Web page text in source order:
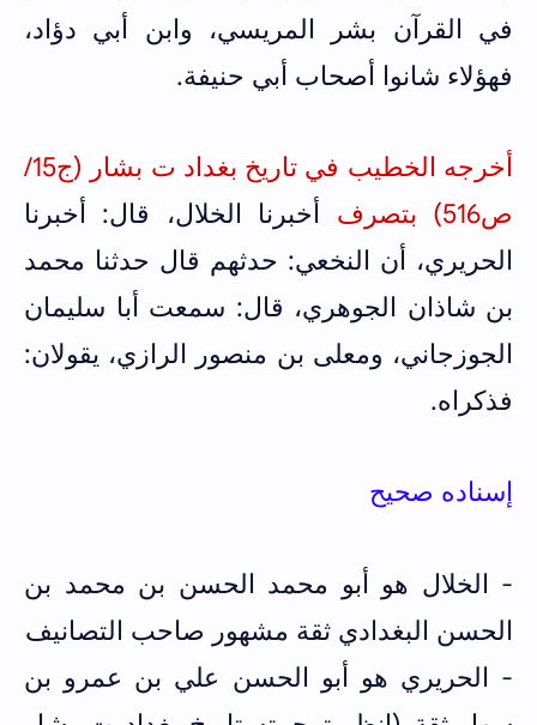
في القرآن بشر المريسي، وابن أبي دؤاد،
فهؤلاء شانوا أصحاب أبي حنيفة.
أخرجه الخطيب في تاريخ بغداد ت بشار (ج15/
ص516) بتصرف
أخبرنا الخلال، قال: أخبرنا
الحريري، أن النخعي: حدثهم قال حدثنا محمد
بن شاذان الجوهري، قال: سمعت أبا سليمان
الجوزجاني، ومعلى بن منصور الرازي، يقولان:
فذكراه.
إسناده صحيح
- الخلال هو أبو محمد الحسن بن محمد بن
الحسن البغدادي ثقة مشهور صاحب التصانيف
- الحريري هو أبو الحسن علي بن عمرو بن